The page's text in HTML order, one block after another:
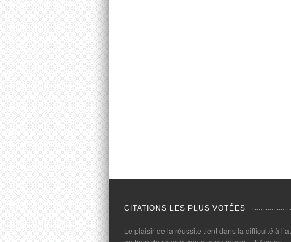
CITATIONS LES PLUS VOTÉES
Le plaisir de la réussite tient dans la difficulté à